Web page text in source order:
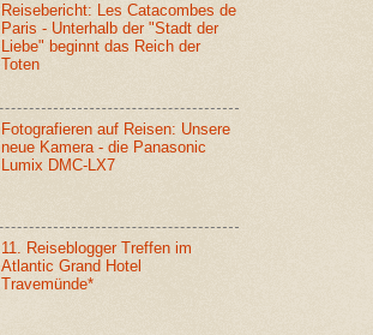
Reisebericht: Les Catacombes de
Paris - Unterhalb der "Stadt der
Liebe" beginnt das Reich der
Toten
Fotografieren auf Reisen: Unsere
neue Kamera - die Panasonic
Lumix DMC-LX7
11. Reiseblogger Treffen im
Atlantic Grand Hotel
Travemünde*